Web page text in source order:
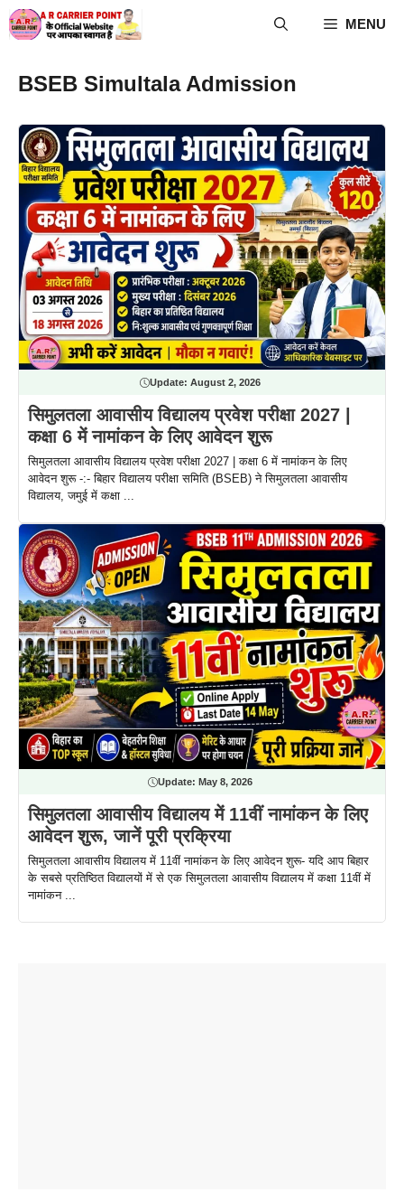
Skip
to
MENU
BSEB Simultala Admission
Update: August 2, 2026
सिमुलतला आवासीय विद्यालय प्रवेश परीक्षा 2027 |
कक्षा 6 में नामांकन के लिए आवेदन शुरू
सिमुलतला आवासीय विद्यालय प्रवेश परीक्षा 2027 | कक्षा 6 में नामांकन के लिए
आवेदन शुरू -:- बिहार विद्यालय परीक्षा समिति (BSEB) ने सिमुलतला आवासीय
विद्यालय, जमुई में कक्षा ...
Update: May 8, 2026
सिमुलतला आवासीय विद्यालय में 11वीं नामांकन के लिए
आवेदन शुरू, जानें पूरी प्रक्रिया
सिमुलतला आवासीय विद्यालय में 11वीं नामांकन के लिए आवेदन शुरू- यदि आप बिहार
के सबसे प्रतिष्ठित विद्यालयों में से एक सिमुलतला आवासीय विद्यालय में कक्षा 11वीं में
नामांकन ...